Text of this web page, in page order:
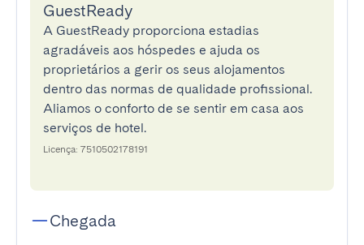
GuestReady
A GuestReady proporciona estadias
agradáveis aos hóspedes e ajuda os
proprietários a gerir os seus alojamentos
dentro das normas de qualidade profissional.
Aliamos o conforto de se sentir em casa aos
serviços de hotel.
Licença: 7510502178191
Chegada